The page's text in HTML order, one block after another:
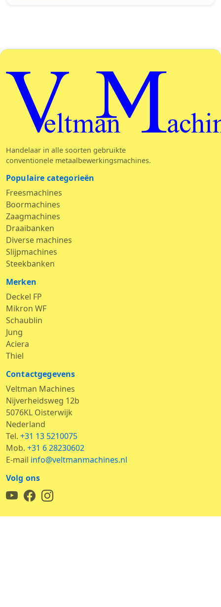
Veltman
Handelaar in alle soorten gebruikte
conventionele metaalbewerkingsmachines.
Populaire categorieën
Freesmachines
Boormachines
Zaagmachines
Draaibanken
Diverse machines
Slijpmachines
Steekbanken
Merken
Deckel FP
Mikron WF
Schaublin
Jung
Aciera
Thiel
Contactgegevens
Veltman Machines
Nijverheidsweg 12b
5076KL Oisterwijk
Nederland
Tel. +31 13 5210075
Mob. +31 6 28230602
E-mail info@veltmanmachines.nl
Volg ons